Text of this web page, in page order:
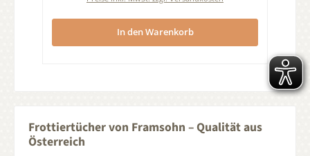
In den Warenkorb
Frottiertücher von Framsohn – Qualität aus
Österreich